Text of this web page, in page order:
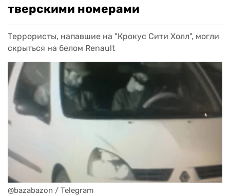
тверскими номерами
Террористы, напавшие на "Крокус Сити Холл", могли
скрыться на белом Renault
@bazabazon / Telegram